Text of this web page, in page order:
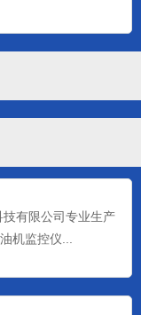
机监控仪...
有限公司专业生产
机监控仪...